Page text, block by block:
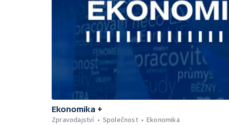
Ekonomika +
Zpravodajství
Společnost Ekonomika